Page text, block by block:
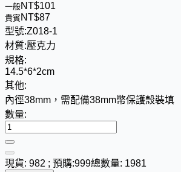
一般NT$101
貴賓 NT$87
型號:Z018-1
材質:壓克力
規格:
14.5*6*2cm
其他:
內徑38mm，需配備38mm幣保護殼裝填
數量:
現貨: 982 ; 預購:999總數量: 1981